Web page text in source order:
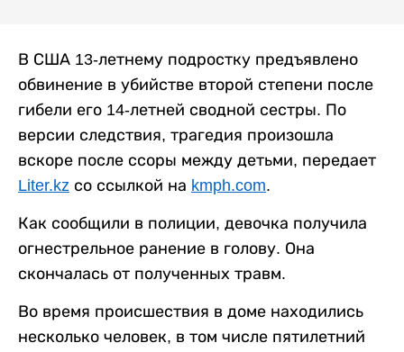
В США 13-летнему подростку предъявлено
обвинение в убийстве второй степени после
гибели его 14-летней сводной сестры. По
версии следствия, трагедия произошла
вскоре после ссоры между детьми, передает
Liter.kz со ссылкой на kmph.com.
Как сообщили в полиции, девочка получила
огнестрельное ранение в голову. Она
скончалась от полученных травм.
Во время происшествия в доме находились
несколько человек, в том числе пятилетний